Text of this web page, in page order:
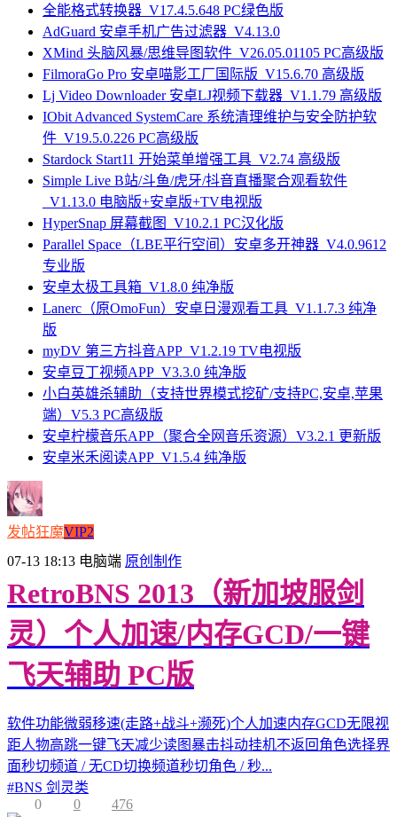
全能格式转换器_V17.4.5.648 PC绿色版
AdGuard 安卓手机广告过滤器_V4.13.0
XMind 头脑风暴/思维导图软件_V26.05.01105 PC高级版
FilmoraGo Pro 安卓喵影工厂国际版_V15.6.70 高级版
Lj Video Downloader 安卓LJ视频下载器_V1.1.79 高级版
IObit Advanced SystemCare 系统清理维护与安全防护软
件_V19.5.0.226 PC高级版
Stardock Start11 开始菜单增强工具_V2.74 高级版
Simple Live B站/斗鱼/虎牙/抖音直播聚合观看软件
_V1.13.0 电脑版+安卓版+TV电视版
HyperSnap 屏幕截图_V10.2.1 PC汉化版
Parallel Space（LBE平行空间）安卓多开神器_V4.0.9612
专业版
安卓太极工具箱_V1.8.0 纯净版
Lanerc（原OmoFun）安卓日漫观看工具_V1.1.7.3 纯净
版
myDV 第三方抖音APP_V1.2.19 TV电视版
安卓豆丁视频APP_V3.3.0 纯净版
小白英雄杀辅助（支持世界模式挖矿/支持PC,安卓,苹果
端）V5.3 PC高级版
安卓柠檬音乐APP（聚合全网音乐资源）V3.2.1 更新版
安卓米禾阅读APP_V1.5.4 纯净版
发帖狂魔VIP2
07-13 18:13 电脑端 原创制作
RetroBNS 2013（新加坡服剑
灵）个人加速/内存GCD/一键
飞天辅助 PC版
软件功能微弱移速(走路+战斗+濒死)个人加速内存GCD无限视
距人物高跳一键飞天减少读图暴击抖动挂机不返回角色选择界
面秒切频道 / 无CD切换频道秒切角色 / 秒...
#BNS 剑灵类
0
0 476